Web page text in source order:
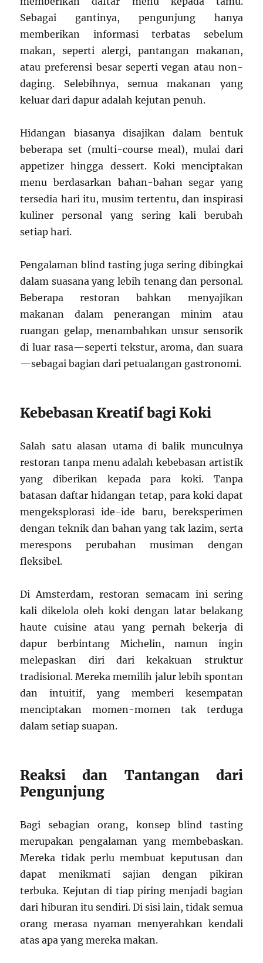
Sebagai gantinya, pengunjung hanya
memberikan informasi terbatas sebelum
makan, seperti alergi, pantangan makanan,
atau preferensi besar seperti vegan atau non-
daging. Selebihnya, semua makanan yang
keluar dari dapur adalah kejutan penuh.
Hidangan biasanya disajikan dalam bentuk
beberapa set (multi-course meal), mulai dari
appetizer hingga dessert. Koki menciptakan
menu berdasarkan bahan-bahan segar yang
tersedia hari itu, musim tertentu, dan inspirasi
kuliner personal yang sering kali berubah
setiap hari.
Pengalaman blind tasting juga sering dibingkai
dalam suasana yang lebih tenang dan personal.
Beberapa restoran bahkan menyajikan
makanan dalam penerangan minim atau
ruangan gelap, menambahkan unsur sensorik
di luar rasa—seperti tekstur, aroma, dan suara
—sebagai bagian dari petualangan gastronomi.
Kebebasan Kreatif bagi Koki
Salah satu alasan utama di balik munculnya
restoran tanpa menu adalah kebebasan artistik
yang diberikan kepada para koki. Tanpa
batasan daftar hidangan tetap, para koki dapat
mengeksplorasi ide-ide baru, bereksperimen
dengan teknik dan bahan yang tak lazim, serta
merespons perubahan musiman dengan
fleksibel.
Di Amsterdam, restoran semacam ini sering
kali dikelola oleh koki dengan latar belakang
haute cuisine atau yang pernah bekerja di
dapur berbintang Michelin, namun ingin
melepaskan diri dari kekakuan struktur
tradisional. Mereka memilih jalur lebih spontan
dan intuitif, yang memberi kesempatan
menciptakan momen-momen tak terduga
dalam setiap suapan.
Reaksi dan Tantangan dari
Pengunjung
Bagi sebagian orang, konsep blind tasting
merupakan pengalaman yang membebaskan.
Mereka tidak perlu membuat keputusan dan
dapat menikmati sajian dengan pikiran
terbuka. Kejutan di tiap piring menjadi bagian
dari hiburan itu sendiri. Di sisi lain, tidak semua
orang merasa nyaman menyerahkan kendali
atas apa yang mereka makan.